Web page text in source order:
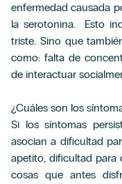
enfermedad causada
la serotonina. Esto
triste. Sino que
como: falta de
de interactuar
¿Cuáles son los
Si los síntomas
asocian a dificultad
apetito, dificultad para
cosas que antes